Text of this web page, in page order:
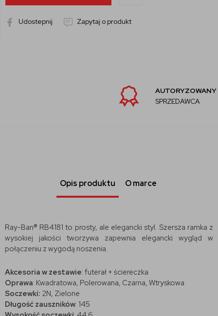
Udostepnij Zapytaj o produkt
AUTORYZOWANY
SPRZEDAWCA
Opis produktu O marce
Ray-Ban® RB4181 to prosty, ale elegancki styl. Szersza ramka z
wysokiej jakości tworzywa zapewnia elegancki wygląd w
połączeniu z wygodą noszenia.
Akcesoria w zestawie: futerał + ściereczka
Oprawa: Kwadratowa, Polerowana, Czarna, Wtryskowa
Soczewki: 2N, Zielone
Długość zauszników: 145